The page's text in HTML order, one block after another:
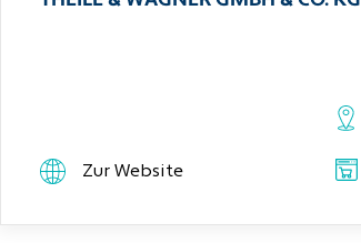
Zur Website